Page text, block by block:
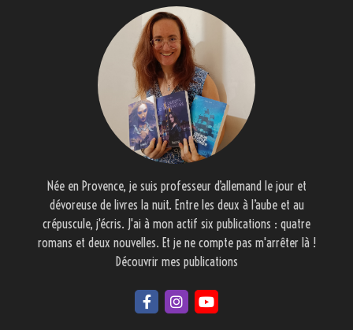
Née en Provence, je suis professeur d’allemand le jour et
dévoreuse de livres la nuit. Entre les deux à l’aube et au
crépuscule, j'écris. J'ai à mon actif six publications : quatre
romans et deux nouvelles. Et je ne compte pas m'arrêter là !
Découvrir mes publications